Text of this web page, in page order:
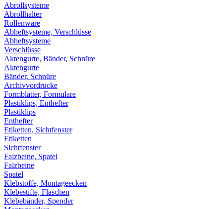
Abrollsysteme
Abrollhalter
Rollenware
Abheftsysteme, Verschlüsse
Abheftsysteme
Verschlüsse
Aktengurte, Bänder, Schnüre
Aktengurte
Bänder, Schnüre
Archivvordrucke
Formblätter, Formulare
Plastiklips, Enthefter
Plastiklips
Enthefter
Etiketten, Sichtfenster
Etiketten
Sichtfenster
Falzbeine, Spatel
Falzbeine
Spatel
Klebstoffe, Montageecken
Klebestifte, Flaschen
Klebebänder, Spender